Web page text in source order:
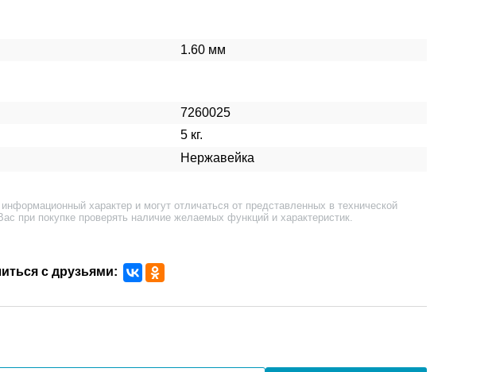
1.60 мм
7260025
5 кг.
Нержавейка
характер и могут отличаться от представленных в технической
при покупке проверять наличие желаемых функций и характеристик.
с друзьями: